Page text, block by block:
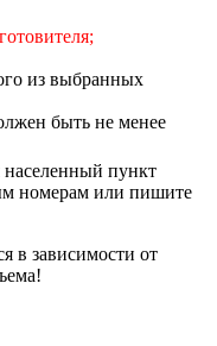
из выбранных
быть не менее
пункт
номерам или пишите
в зависимости от